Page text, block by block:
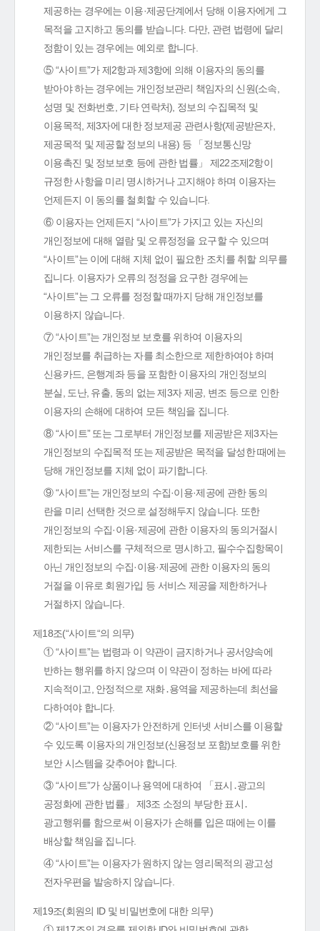
제공하는 경우에는 이용·제공단계에서 당해 이용자에게 그
목적을 고지하고 동의를 받습니다. 다만, 관련 법령에 달리
정함이 있는 경우에는 예외로 합니다.
⑤ “사이트”가 제2항과 제3항에 의해 이용자의 동의를
받아야 하는 경우에는 개인정보관리 책임자의 신원(소속,
성명 및 전화번호, 기타 연락처), 정보의 수집목적 및
이용목적, 제3자에 대한 정보제공 관련사항(제공받은자,
제공목적 및 제공할 정보의 내용) 등 「정보통신망
이용촉진 및 정보보호 등에 관한 법률」 제22조제2항이
규정한 사항을 미리 명시하거나 고지해야 하며 이용자는
언제든지 이 동의를 철회할 수 있습니다.
⑥ 이용자는 언제든지 “사이트”가 가지고 있는 자신의
개인정보에 대해 열람 및 오류정정을 요구할 수 있으며
“사이트”는 이에 대해 지체 없이 필요한 조치를 취할 의무를
집니다. 이용자가 오류의 정정을 요구한 경우에는
“사이트”는 그 오류를 정정할 때까지 당해 개인정보를
이용하지 않습니다.
⑦ “사이트”는 개인정보 보호를 위하여 이용자의
개인정보를 취급하는 자를 최소한으로 제한하여야 하며
신용카드, 은행계좌 등을 포함한 이용자의 개인정보의
분실, 도난, 유출, 동의 없는 제3자 제공, 변조 등으로 인한
이용자의 손해에 대하여 모든 책임을 집니다.
⑧ “사이트” 또는 그로부터 개인정보를 제공받은 제3자는
개인정보의 수집목적 또는 제공받은 목적을 달성한 때에는
당해 개인정보를 지체 없이 파기합니다.
⑨ “사이트”는 개인정보의 수집·이용·제공에 관한 동의
란을 미리 선택한 것으로 설정해두지 않습니다. 또한
개인정보의 수집·이용·제공에 관한 이용자의 동의거절시
제한되는 서비스를 구체적으로 명시하고, 필수수집항목이
아닌 개인정보의 수집·이용·제공에 관한 이용자의 동의
거절을 이유로 회원가입 등 서비스 제공을 제한하거나
거절하지 않습니다.
제18조(“사이트“의 의무)
① “사이트”는 법령과 이 약관이 금지하거나 공서양속에
반하는 행위를 하지 않으며 이 약관이 정하는 바에 따라
지속적이고, 안정적으로 재화․용역을 제공하는데 최선을
다하여야 합니다.
② “사이트”는 이용자가 안전하게 인터넷 서비스를 이용할
수 있도록 이용자의 개인정보(신용정보 포함)보호를 위한
보안 시스템을 갖추어야 합니다.
③ “사이트”가 상품이나 용역에 대하여 「표시․광고의
공정화에 관한 법률」 제3조 소정의 부당한 표시․
광고행위를 함으로써 이용자가 손해를 입은 때에는 이를
배상할 책임을 집니다.
④ “사이트”는 이용자가 원하지 않는 영리목적의 광고성
전자우편을 발송하지 않습니다.
제19조(회원의 ID 및 비밀번호에 대한 의무)